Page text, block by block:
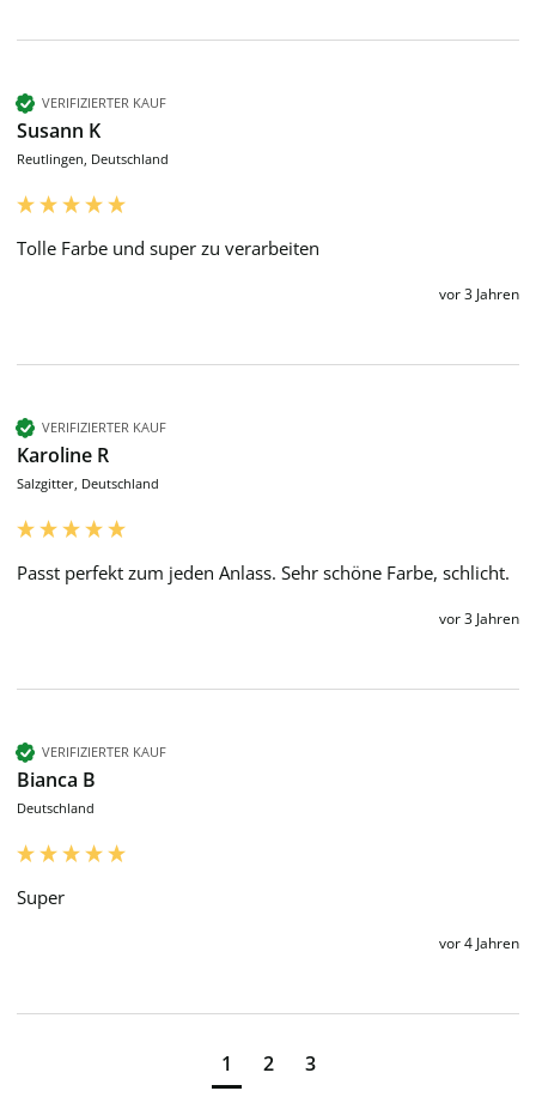
VERIFIZIERTER KAUF
Susann K
Reutlingen, Deutschland
Tolle Farbe und super zu verarbeiten
vor 3 Jahren
VERIFIZIERTER KAUF
Karoline R
Salzgitter, Deutschland
Passt perfekt zum jeden Anlass. Sehr schöne Farbe, schlicht.
vor 3 Jahren
VERIFIZIERTER KAUF
Bianca B
Deutschland
Super
vor 4 Jahren
1 2 3